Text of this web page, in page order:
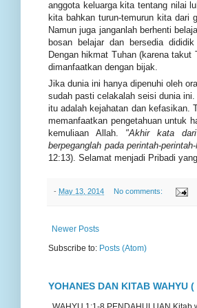
anggota keluarga kita tentang nilai
kita bahkan turun-temurun kita dari
Namun juga janganlah berhenti
bosan belajar dan bersedia
Dengan hikmat Tuhan (karena
dimanfaatkan dengan bijak.
Jika dunia ini hanya dipenuhi oleh
sudah pasti celakalah seisi dunia
itu adalah kejahatan dan kefasikan.
memanfaatkan pengetahuan untuk
kemuliaan Allah. "Akhir kata
berpeganglah pada perintah-
12:13). Selamat menjadi Pribadi
- May 13, 2014 No comments:
Newer Posts
Subscribe to: Posts (Atom)
YOHANES DAN KITAB WAHYU